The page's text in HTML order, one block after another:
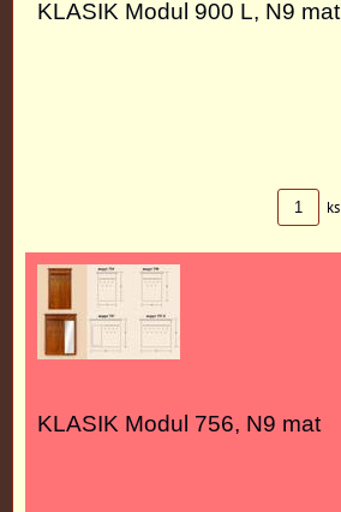
KLASIK Modul 900 L, N9 mat
ks
KLASIK Modul 756, N9 mat